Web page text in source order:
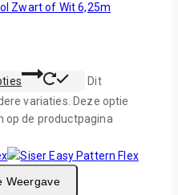
Zwart of Wit 6,25m
Dit
variaties. Deze optie
op de productpagina
Weergave